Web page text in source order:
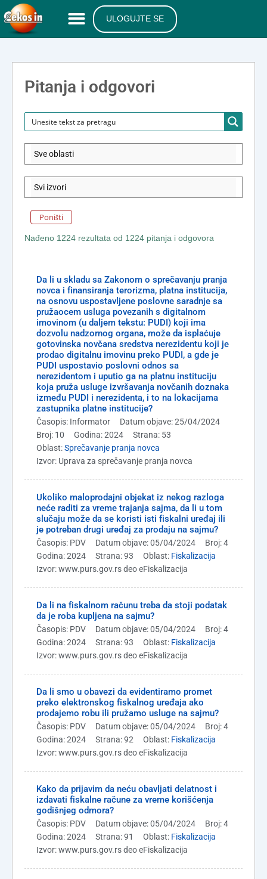
ULOGUJTE SE
Pitanja i odgovori
Poništi
Nađeno 1224 rezultata od 1224 pitanja i odgovora
Da li u skladu sa Zakonom o sprečavanju pranja
novca i finansiranja terorizma, platna institucija,
na osnovu uspostavljene poslovne saradnje sa
pružaocem usluga povezanih s digitalnom
imovinom (u daljem tekstu: PUDI) koji ima
dozvolu nadzornog organa, može da isplaćuje
gotovinska novčana sredstva nerezidentu koji je
prodao digitalnu imovinu preko PUDI, a gde je
PUDI uspostavio poslovni odnos sa
nerezidentom i uputio ga na platnu instituciju
koja pruža usluge izvršavanja novčanih doznaka
između PUDI i nerezidenta, i to na lokacijama
zastupnika platne institucije?
Časopis: Informator
Datum objave: 25/04/2024
Broj: 10
Godina: 2024
Strana: 53
Oblast:Sprečavanje pranja novca
Izvor: Uprava za sprečavanje pranja novca
Ukoliko maloprodajni objekat iz nekog razloga
neće raditi za vreme trajanja sajma, da li u tom
slučaju može da se koristi isti fiskalni uređaj ili
je potreban drugi uređaj za prodaju na sajmu?
Časopis: PDV Datum objave: 05/04/2024
Broj: 4
Godina: 2024
Strana: 93 Oblast: Fiskalizacija
Izvor: www.purs.gov.rs deo eFiskalizacija
Da li na fiskalnom računu treba da stoji podatak
da je roba kupljena na sajmu?
Časopis: PDV Datum objave: 05/04/2024
Broj: 4
Godina: 2024
Strana: 93 Oblast: Fiskalizacija
Izvor: www.purs.gov.rs deo eFiskalizacija
Da li smo u obavezi da evidentiramo promet
preko elektronskog fiskalnog uređaja ako
prodajemo robu ili pružamo usluge na sajmu?
Časopis: PDV Datum objave: 05/04/2024
Broj: 4
Godina: 2024
Strana: 92 Oblast: Fiskalizacija
Izvor: www.purs.gov.rs deo eFiskalizacija
Kako da prijavim da neću obavljati delatnost i
izdavati fiskalne račune za vreme korišćenja
godišnjeg odmora?
Časopis: PDV Datum objave: 05/04/2024
Broj: 4
Godina: 2024
Strana: 91 Oblast: Fiskalizacija
Izvor: www.purs.gov.rs deo eFiskalizacija